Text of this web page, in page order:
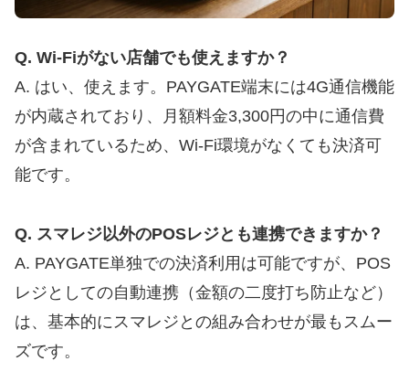
Q. Wi-Fiがない店舗でも使えますか？
A. はい、使えます。PAYGATE端末には4G通信機能
が内蔵されており、月額料金3,300円の中に通信費
が含まれているため、Wi-Fi環境がなくても決済可
能です。
Q. スマレジ以外のPOSレジとも連携できますか？
A. PAYGATE単独での決済利用は可能ですが、POS
レジとしての自動連携（金額の二度打ち防止など）
は、基本的にスマレジとの組み合わせが最もスムー
ズです。